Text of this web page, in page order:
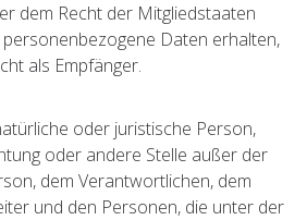
dem Recht der Mitgliedstaaten
Daten erhalten,
als Empfänger.
oder juristische Person,
oder andere Stelle außer der
dem Verantwortlichen, dem
und den Personen, die unter der